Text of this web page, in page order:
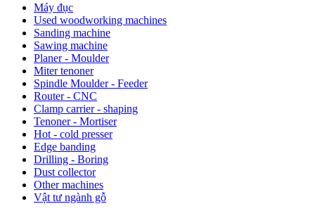
Máy đục
Used woodworking machines
Sanding machine
Sawing machine
Planer - Moulder
Miter tenoner
Spindle Moulder - Feeder
Router - CNC
Clamp carrier - shaping
Tenoner - Mortiser
Hot - cold presser
Edge banding
Drilling - Boring
Dust collector
Other machines
Vật tư ngành gỗ